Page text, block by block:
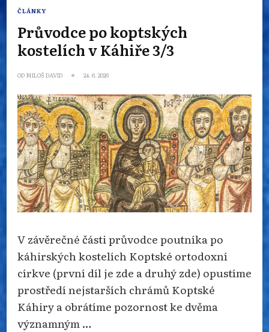
ČLÁNKY
Průvodce po koptských
kostelích v Káhiře 3/3
OD MILOŠ DAVID 24. 6. 2026
V závěrečné části průvodce poutníka po
káhirských kostelích Koptské ortodoxní
církve (první díl je zde a druhý zde) opustíme
prostředí nejstarších chrámů Koptské
Káhiry a obrátíme pozornost ke dvěma
významným …